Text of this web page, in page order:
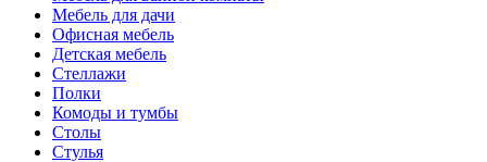
Мебель для дачи
Офисная мебель
Детская мебель
Стеллажи
Полки
Комоды и тумбы
Столы
Стулья